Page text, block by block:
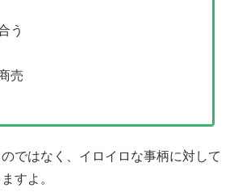
う
売
ではなく、イロイロな事柄に対して
すよ。